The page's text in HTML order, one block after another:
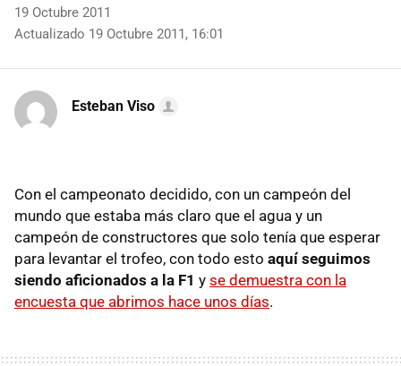
19 Octubre 2011
Actualizado 19 Octubre 2011, 16:01
Esteban Viso
Con el campeonato decidido, con un campeón del
mundo que estaba más claro que el agua y un
campeón de constructores que solo tenía que esperar
para levantar el trofeo, con todo esto aquí seguimos
siendo aficionados a la F1 y se demuestra con la
encuesta que abrimos hace unos días.